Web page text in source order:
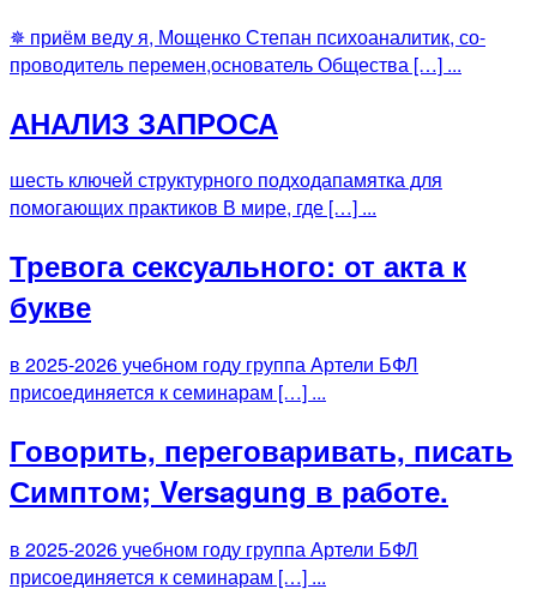
✵ приём веду я, Мощенко Степан психоаналитик, со-
проводитель перемен,основатель Общества […] ...
АНАЛИЗ ЗАПРОСА
шесть ключей структурного подходапамятка для
помогающих практиков В мире, где […] ...
Тревога сексуального: от акта к
букве
в 2025-2026 учебном году группа Артели БФЛ
присоединяется к семинарам […] ...
Говорить, переговаривать, писать
Симптом; Versagung в работе.
в 2025-2026 учебном году группа Артели БФЛ
присоединяется к семинарам […] ...